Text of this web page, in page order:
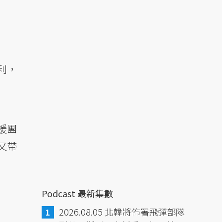
，
團
帶
Podcast 最新集數
2026.08.05 北韓將佈署飛彈部隊